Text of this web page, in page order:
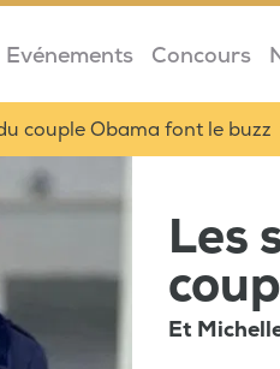
Evénements Concours
couple Obama font le buzz
Les
Et